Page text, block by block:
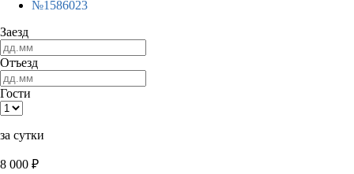
№1586023
Заезд
Отъезд
Гости
за сутки
8 000 ₽